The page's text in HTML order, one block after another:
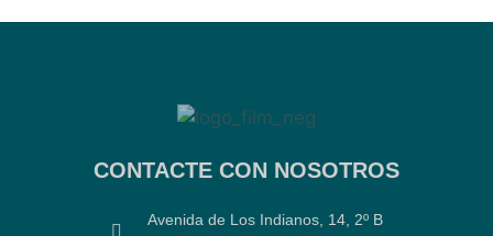
CONTACTE CON NOSOTROS
Avenida de Los Indianos, 14, 2º B